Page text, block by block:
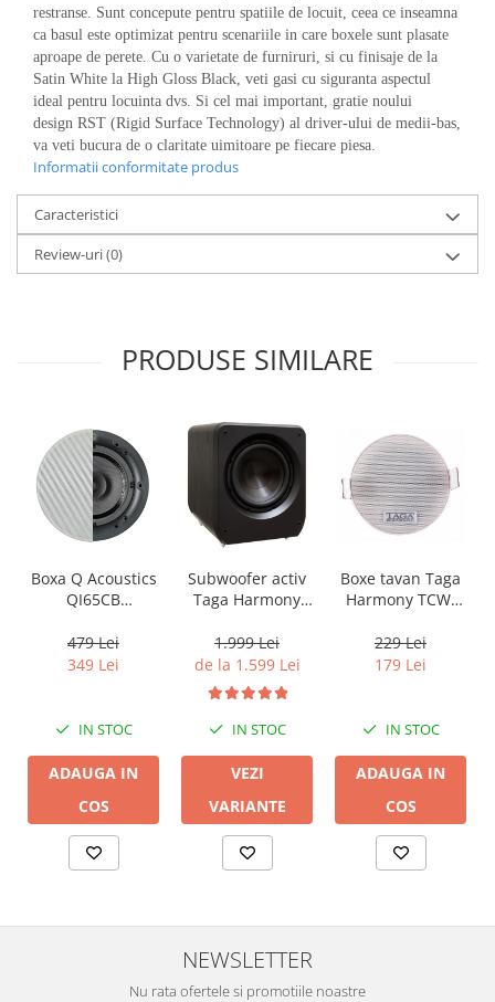
restranse. Sunt concepute pentru spatiile de locuit, ceea ce inseamna
ca basul este optimizat pentru scenariile in care boxele sunt plasate
aproape de perete. Cu o varietate de furniruri, si cu finisaje de la
Satin White la High Gloss Black, veti gasi cu siguranta aspectul
ideal pentru locuinta dvs. Si cel mai important, gratie noului
design RST (Rigid Surface Technology) al driver-ului de medii-bas,
va veti bucura de o claritate uimitoare pe fiecare piesa.
Informatii conformitate produs
Caracteristici
Review-uri(0)
PRODUSE SIMILARE
Boxa Q Acoustics
QI65CB
Ceiling (1 buc)
479 Lei
349 Lei
IN STOC
ADAUGA IN
COS
Subwoofer activ
Taga Harmony
v3
1.999 Lei
de la 1.599 Lei
IN STOC
VEZI
VARIANTE
Boxe tavan Taga
Harmony TCW-
229 Lei
179 Lei
IN STOC
ADAUGA IN
COS
NEWSLETTER
Nu rata ofertele si promotiile noastre